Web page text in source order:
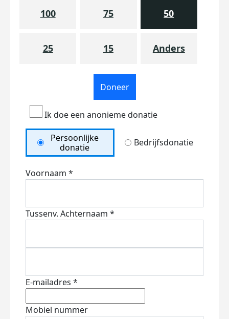
100 75 50
25 15 Anders
Doneer
Ik doe een anonieme donatie
Persoonlijke
donatie
Bedrijfsdonatie
Voornaam *
Tussenv. Achternaam *
E-mailadres *
Mobiel nummer